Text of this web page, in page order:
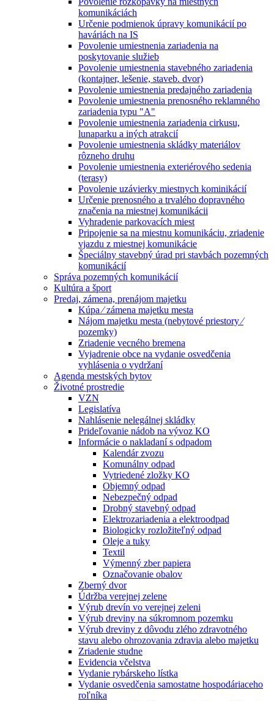
komunikáciách
Určenie podmienok úpravy komunikácií po
haváriách na IS
Povolenie umiestnenia zariadenia na
poskytovanie služieb
Povolenie umiestnenia stavebného zariadenia
(kontajner, lešenie, staveb. dvor)
Povolenie umiestnenia predajného zariadenia
Povolenie umiestnenia prenosného reklamného
zariadenia typu "A"
Povolenie umiestnenia zariadenia cirkusu,
lunaparku a iných atrakcií
Povolenie umiestnenia skládky materiálov
rôzneho druhu
Povolenie umiestnenia exteriérového sedenia
(terasy)
Povolenie uzávierky miestnych kominikácií
Určenie prenosného a trvalého dopravného
značenia na miestnej komunikácii
Vyhradenie parkovacích miest
Pripojenie sa na miestnu komunikáciu, zriadenie
vjazdu z miestnej komunikácie
Špeciálny stavebný úrad pri stavbách pozemných
komunikácií
Správa pozemných komunikácií
Kultúra a šport
Predaj, zámena, prenájom majetku
Kúpa ⁄ zámena majetku mesta
Nájom majetku mesta (nebytové priestory ⁄
pozemky)
Zriadenie vecného bremena
Vyjadrenie obce na vydanie osvedčenia
vyhlásenia o vydržaní
Agenda mestských bytov
Životné prostredie
VZN
Legislatíva
Nahlásenie nelegálnej skládky
Prideľovanie nádob na vývoz KO
Informácie o nakladaní s odpadom
Kalendár zvozu
Komunálny odpad
Vytriedené zložky KO
Objemný odpad
Nebezpečný odpad
Drobný stavebný odpad
Elektrozariadenia a elektroodpad
Biologicky rozložiteľný odpad
Oleje a tuky
Textil
Výmenný zber papiera
Označovanie obalov
Zberný dvor
Údržba verejnej zelene
Výrub drevín vo verejnej zeleni
Výrub dreviny na súkromnom pozemku
Výrub dreviny z dôvodu zlého zdravotného
stavu alebo ohrozovania zdravia alebo majetku
Zriadenie studne
Evidencia včelstva
Vydanie rybárskeho lístka
Vydanie osvedčenia samostatne hospodáriaceho
roľníka